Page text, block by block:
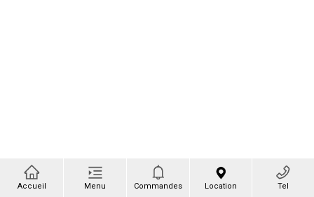
Accueil Menu Commandes Location Tel